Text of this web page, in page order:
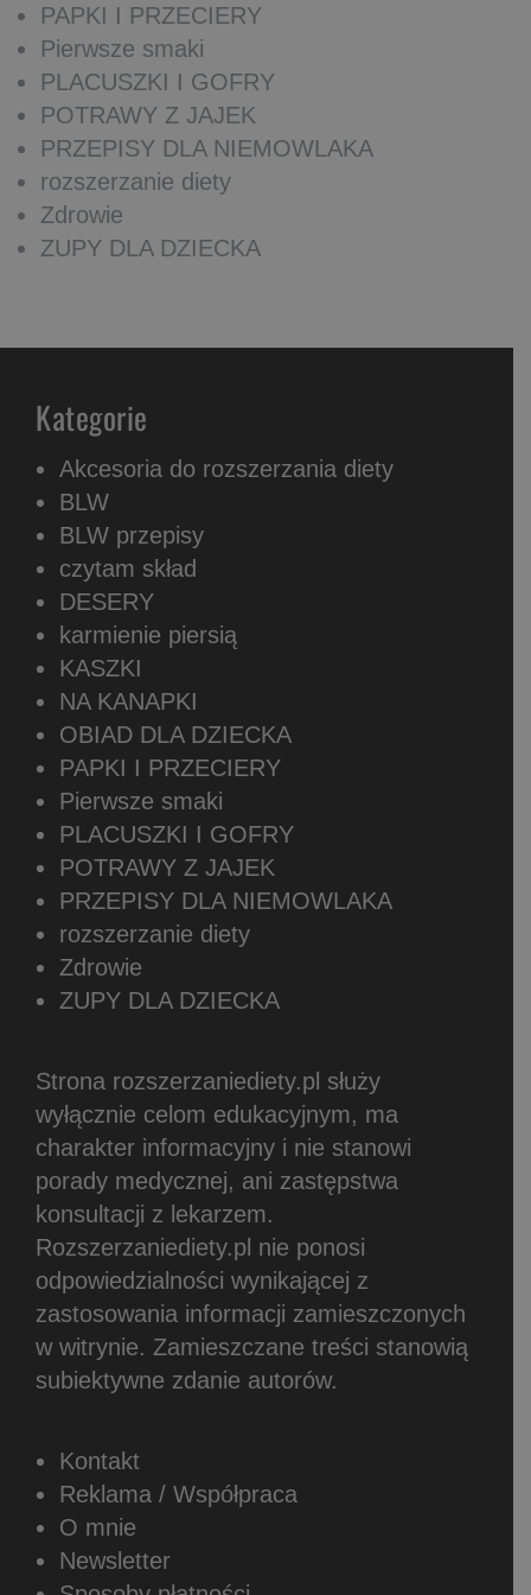
PAPKI I PRZECIERY
Pierwsze smaki
PLACUSZKI I GOFRY
POTRAWY Z JAJEK
PRZEPISY DLA NIEMOWLAKA
rozszerzanie diety
Zdrowie
ZUPY DLA DZIECKA
Kategorie
Akcesoria do rozszerzania diety
BLW
BLW przepisy
czytam skład
DESERY
karmienie piersią
KASZKI
NA KANAPKI
OBIAD DLA DZIECKA
PAPKI I PRZECIERY
Pierwsze smaki
PLACUSZKI I GOFRY
POTRAWY Z JAJEK
PRZEPISY DLA NIEMOWLAKA
rozszerzanie diety
Zdrowie
ZUPY DLA DZIECKA
Strona rozszerzaniediety.pl służy
wyłącznie celom edukacyjnym, ma
charakter informacyjny i nie stanowi
porady medycznej, ani zastępstwa
konsultacji z lekarzem.
Rozszerzaniediety.pl nie ponosi
odpowiedzialności wynikającej z
zastosowania informacji zamieszczonych
w witrynie. Zamieszczane treści stanowią
subiektywne zdanie autorów.
Kontakt
Reklama / Współpraca
O mnie
Newsletter